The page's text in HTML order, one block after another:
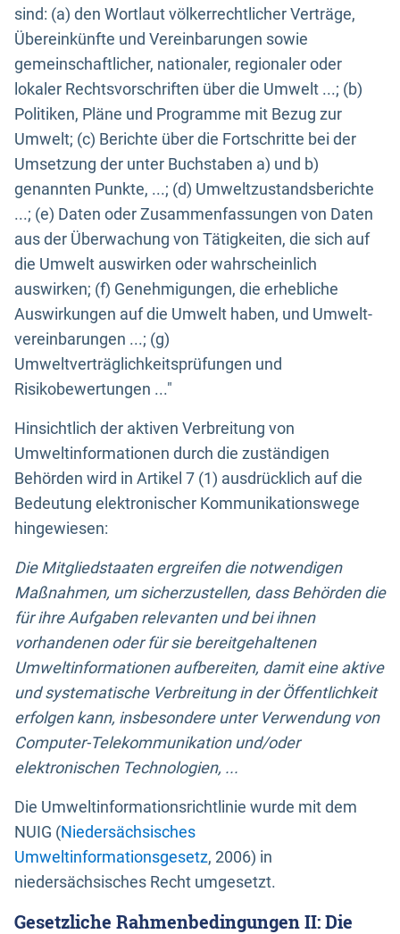
sind: (a) den Wortlaut völkerrechtlicher Verträge,
Übereinkünfte und Vereinbarungen sowie
gemeinschaftlicher, nationaler, regionaler oder
lokaler Rechtsvorschriften über die Umwelt ...; (b)
Politiken, Pläne und Programme mit Bezug zur
Umwelt; (c) Berichte über die Fortschritte bei der
Umsetzung der unter Buchstaben a) und b)
genannten Punkte, ...; (d) Umweltzustandsberichte
...; (e) Daten oder Zusammenfassungen von Daten
aus der Überwachung von Tätigkeiten, die sich auf
die Umwelt auswirken oder wahrscheinlich
auswirken; (f) Genehmigungen, die erhebliche
Auswirkungen auf die Umwelt haben, und Umwelt-
vereinbarungen ...; (g)
Umweltverträglichkeitsprüfungen und
Risikobewertungen ..."
Hinsichtlich der aktiven Verbreitung von
Umweltinformationen durch die zuständigen
Behörden wird in Artikel 7 (1) ausdrücklich auf die
Bedeutung elektronischer Kommunikationswege
hingewiesen:
Die Mitgliedstaaten ergreifen die notwendigen
Maßnahmen, um sicherzustellen, dass Behörden die
für ihre Aufgaben relevanten und bei ihnen
vorhandenen oder für sie bereitgehaltenen
Umweltinformationen aufbereiten, damit eine aktive
und systematische Verbreitung in der Öffentlichkeit
erfolgen kann, insbesondere unter Verwendung von
Computer-Telekommunikation und/oder
elektronischen Technologien, ...
Die Umweltinformationsrichtlinie wurde mit dem
NUIG (Niedersächsisches
Umweltinformationsgesetz, 2006) in
niedersächsisches Recht umgesetzt.
Gesetzliche Rahmenbedingungen II: Die